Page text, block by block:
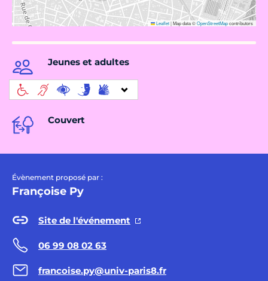
Leaflet|Map data ©OpenStreetMapcontributors
Jeunes et adultes
Couvert
Évènement proposé par :
Françoise Py
Site de l'événement
06 99 08 02 63
francoise.py@univ-paris8.fr